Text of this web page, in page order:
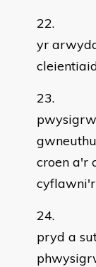
yr
croen a'r
pryd a